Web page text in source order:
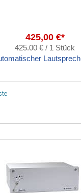
425,00 €*
425.00 € / 1 Stück